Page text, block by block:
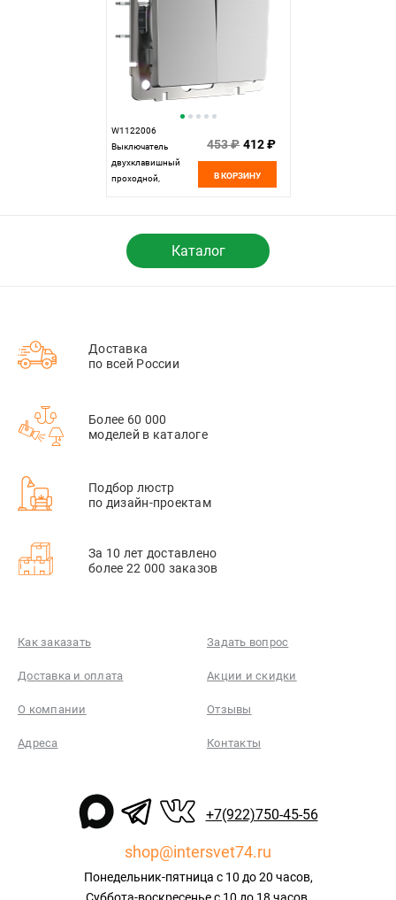
W1122006
Выключатель
двухклавишный
проходной,
453 ₽ 412 ₽
В КОРЗИНУ
Каталог
Доставка
по всей России
Более 60 000
моделей в каталоге
Подбор люстр
по дизайн-проектам
За 10 лет доставлено
более 22 000 заказов
Как заказать Задать вопрос
Доставка и оплата Акции и скидки
О компании Отзывы
Адреса Контакты
+7(922)750-45-56
shop@intersvet74.ru
Понедельник-пятница с 10 до 20 часов,